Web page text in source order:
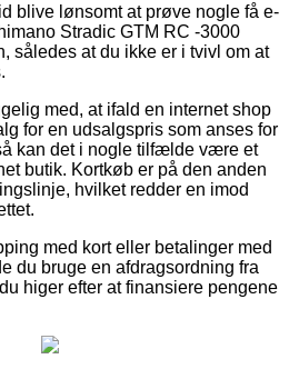
blive lønsomt at prøve nogle få e-
Stradic GTM RC -3000
således at du ikke er i tvivl om at
med, at ifald en internet shop
for en udsalgspris som anses for
kan det i nogle tilfælde være et
butik. Kortkøb er på den anden
hvilket redder en imod
med kort eller betalinger med
du bruge en afdragsordning fra
higer efter at finansiere pengene